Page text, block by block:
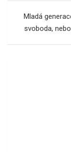
Mladá
svoboda,